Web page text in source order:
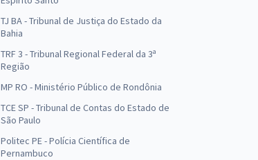
TJ BA - Tribunal de Justiça do Estado da
Bahia
TRF 3 - Tribunal Regional Federal da 3ª
Região
MP RO - Ministério Público de Rondônia
TCE SP - Tribunal de Contas do Estado de
São Paulo
Politec PE - Polícia Científica de
Pernambuco